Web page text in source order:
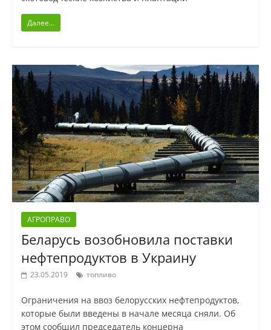
Далее...
АГРОПРАВО
Беларусь возобновила поставки
нефтепродуктов в Украину
23.05.2019 топливо
Ограничения на ввоз белорусских нефтепродуктов,
которые были введены в начале месяца сняли. Об
этом сообщил председатель концерна